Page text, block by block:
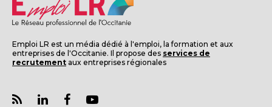
Emploi LR est un média dédié à l'emploi, la formation et aux
entreprises de l'Occitanie. Il propose des services de
recrutement aux entreprises régionales